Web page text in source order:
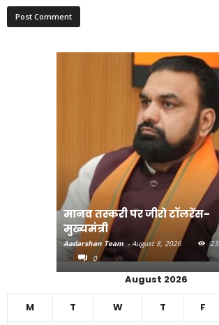
मानव तस्करी पर जीरो टॉलरेंस-
मुख्यमंत्री
Aadarshan Team - August 8, 2026
23
0
August 2026
M T W T F